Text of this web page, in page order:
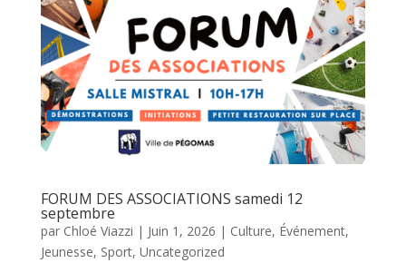
FORUM DES ASSOCIATIONS samedi 12
septembre
par Chloé Viazzi | Juin 1, 2026 | Culture, Événement,
Jeunesse, Sport, Uncategorized